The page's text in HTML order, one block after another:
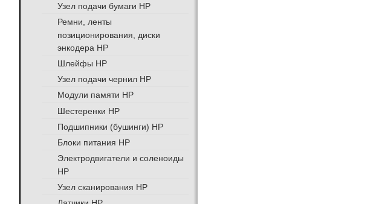
Узел подачи бумаги HP
Ремни, ленты
позиционирования, диски
энкодера HP
Шлейфы HP
Узел подачи чернил HP
Модули памяти HP
Шестеренки HP
Подшипники (бушинги) HP
Блоки питания HP
Электродвигатели и соленоиды
HP
Узел сканирования HP